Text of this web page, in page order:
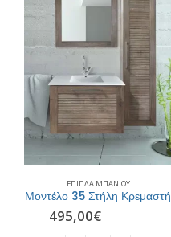
ΈΠΙΠΛΑ ΜΠΆΝΙΟΥ
Μοντέλο 35 Στήλη Κρεμαστή
495,00€